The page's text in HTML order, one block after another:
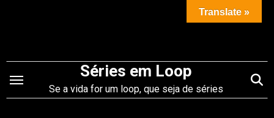
conteúdo
Séries em Loop
Se a vida for um loop, que seja de séries
Translate »